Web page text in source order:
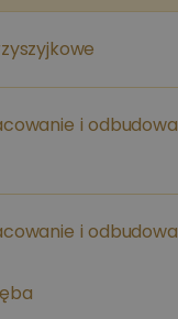
i odbudowa
i odbudowa